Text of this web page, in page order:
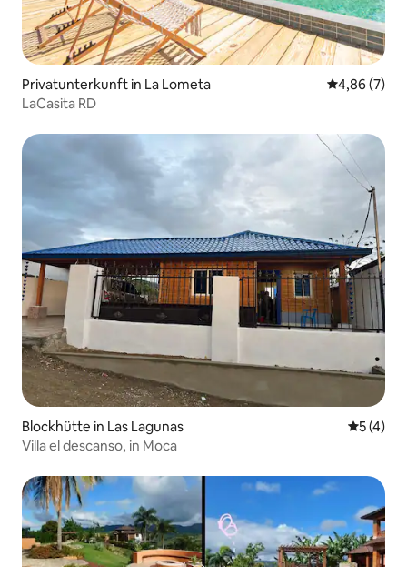
Privatunterkunft in La Lometa
4,86 (7)
LaCasita RD
Blockhütte in Las Lagunas
5 (4)
Villa el descanso, in Moca